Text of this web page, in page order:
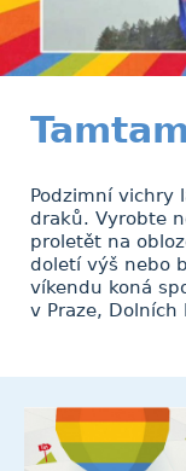
Podzimní vichry
draků. Vyrobte
proletět na
doletí výš nebo
víkendu koná
v Praze, Dolních